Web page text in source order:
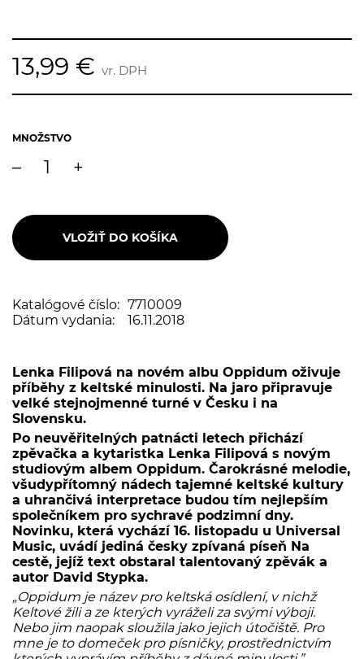
13,99 € vr. DPH
MNOŽSTVO
– +
Katalógové číslo: 7710009
Dátum vydania:
16.11.2018
Lenka Filipová na novém albu Oppidum oživuje
příběhy z keltské minulosti. Na jaro připravuje
velké stejnojmenné turné v Česku i na
Slovensku.
Po neuvěřitelných patnácti letech přichází
zpěvačka a kytaristka Lenka Filipová s novým
studiovým albem Oppidum. Čarokrásné melodie,
všudypřítomný nádech tajemné keltské kultury
a uhrančivá interpretace budou tím nejlepším
společníkem pro sychravé podzimní dny.
Novinku, která vychází 16. listopadu u Universal
Music, uvádí jediná česky zpívaná píseň Na
cestě, jejíž text obstaral talentovaný zpěvák a
autor David Stypka.
„Oppidum je název pro keltská osídlení, v nichž
Keltové žili a ze kterých vyráželi za svými výboji.
Nebo jim naopak sloužila jako jejich útočiště. Pro
mne je to domeček pro písničky, prostřednictvím